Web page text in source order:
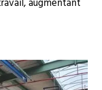
augmentant